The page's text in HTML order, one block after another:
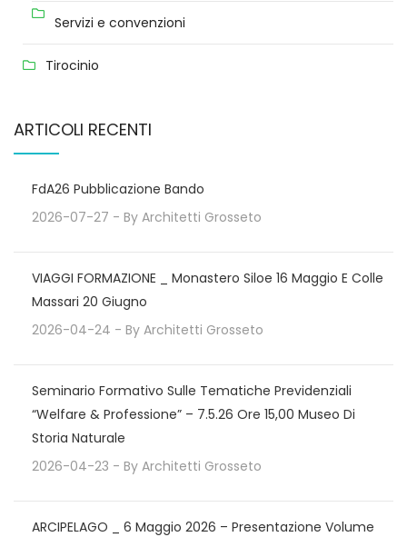
Servizi e convenzioni
Tirocinio
ARTICOLI RECENTI
FdA26 Pubblicazione Bando
2026-07-27 - By Architetti Grosseto
VIAGGI FORMAZIONE _ Monastero Siloe 16 Maggio E Colle
Massari 20 Giugno
2026-04-24 - By Architetti Grosseto
Seminario Formativo Sulle Tematiche Previdenziali
“Welfare & Professione” – 7.5.26 Ore 15,00 Museo Di
Storia Naturale
2026-04-23 - By Architetti Grosseto
ARCIPELAGO _ 6 Maggio 2026 – Presentazione Volume